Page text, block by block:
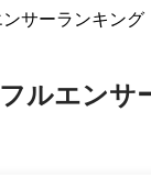
サーランキング
ルエンサ